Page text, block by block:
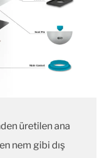
üretilen ana
nem gibi dış